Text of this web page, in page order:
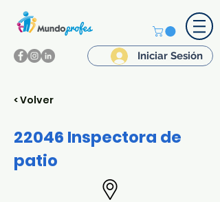
Iniciar Sesión
< Volver
22046 Inspectora de
patio